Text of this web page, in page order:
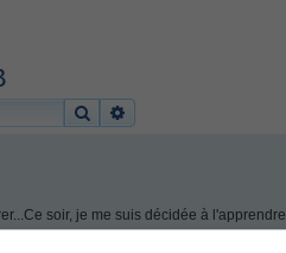
Rechercher
soir, je me suis décidée à l'apprendre